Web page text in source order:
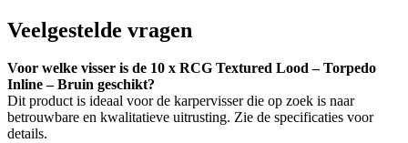
Veelgestelde vragen
Voor welke visser is de 10 x RCG Textured Lood – Torpedo
Inline – Bruin geschikt?
Dit product is ideaal voor de karpervisser die op zoek is naar
betrouwbare en kwalitatieve uitrusting. Zie de specificaties voor
details.